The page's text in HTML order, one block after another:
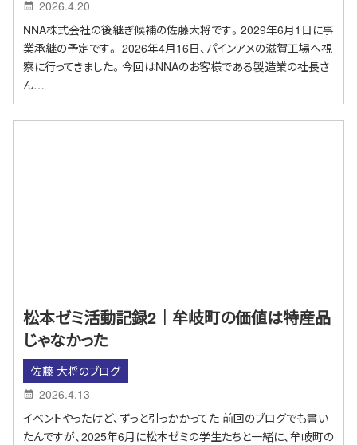
2026.4.20
NNA株式会社の後継ぎ候補の佐藤大将です。2029年6月1日に事
業承継の予定です。 2026年4月16日、パインアメの滋賀工場へ視
察に行ってきました。今回はNNAのお客様である製造業の社長さ
ん…
松本ゼミ活動記録2｜牟岐町の価値は特産品
じゃなかった
佐藤 大将のブログ
2026.4.13
イベントやったけど、ずっと引っかかってた 前回のブログでも書い
たんですが、2025年6月に松本ゼミの学生たちと一緒に、牟岐町の